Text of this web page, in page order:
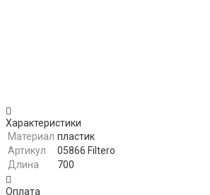
Saturn
Shivaki
Sitronics
Характеристики
Материал пластик
Артикул
05866 Filtero
Длина
700
Оплата